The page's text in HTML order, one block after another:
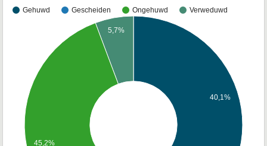
Gehuwd Gescheiden Ongehuwd Verweduwd
40,1%
5,7%
45,2%